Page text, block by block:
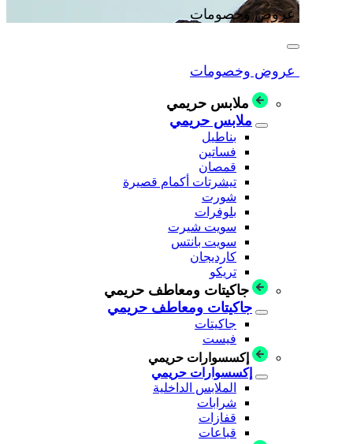
عروض وخصومات
عروض وخصومات
ملابس حريمي
ملابس حريمي
بناطيل
فساتين
قمصان
تيشرتات أكمام قصيرة
شورت
بلوفرات
سويت شيرت
سويت بانتس
كارديجان
تريكو
جاكيتات ومعاطف حريمي
جاكيتات ومعاطف حريمي
جاكيتات
فيست
إكسسوارات حريمي
إكسسوارات حريمي
الملابس الداخلية
شرابات
قفازات
قباعات